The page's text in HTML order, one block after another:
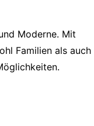
Moderne. Mit
Familien als auch